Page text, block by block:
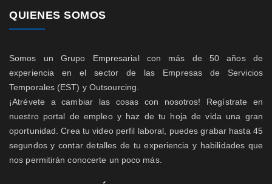
QUIENES SOMOS
Somos un Grupo Empresarial con más de 50 años de
experiencia en el sector de las Empresas de Servicios
Temporales (EST) y Outsourcing.
¡Atrévete a cambiar las cosas con nosotros! Regístrate en
nuestro portal de empleo y haz de tu hoja de vida una gran
oportunidad. Crea tu video perfil laboral, puedes grabar hasta 45
segundos y contar detalles de tu experiencia y habilidades que
nos permitirán conocerte un poco más.